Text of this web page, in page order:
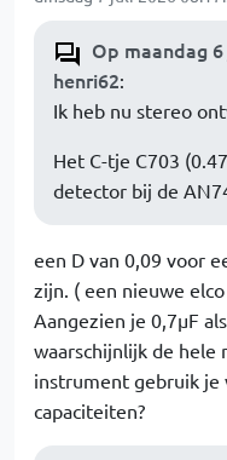
Op maandag
henri62:
Ik heb nu stereo
Het C-tje C703
detector bij de
een D van 0,09 voor
zijn. ( een nieuwe
Aangezien je 0,7µF
waarschijnlijk de hele
instrument gebruik je
capaciteiten?